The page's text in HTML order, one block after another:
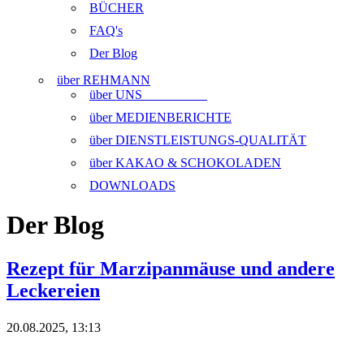
BÜCHER
FAQ's
Der Blog
über REHMANN
über UNS
über MEDIENBERICHTE
über DIENSTLEISTUNGS-QUALITÄT
über KAKAO & SCHOKOLADEN
DOWNLOADS
Der Blog
Rezept für Marzipanmäuse und andere
Leckereien
20.08.2025, 13:13